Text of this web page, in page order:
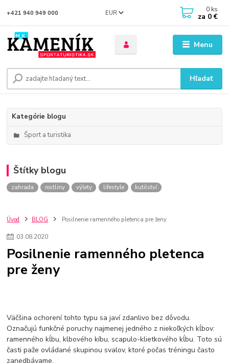
Menu
EUR
Hľadať
+421 940 949 000 0 ks
za 0 €
Kategórie blogu
Šport a turistika
Štítky blogu
zahrada rostliny výlety lifestyle kutilství
Úvod BLOG Posilnenie ramenného pletenca pre ženy
03.08.2020
Posilnenie ramenného pletenca
pre ženy
Väčšina ochorení tohto typu sa javí zdanlivo bez dôvodu.
Označujú funkčné poruchy najmenej jedného z niekoľkých kĺbov:
ramenného kĺbu, klbového kíbu, scapulo-klietkového kĺbu. Toto sú
časti paže ovládané skupinou svalov, ktoré počas tréningu často
zanedbávame.